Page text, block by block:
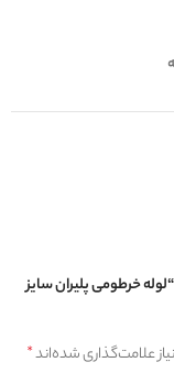
خرطومی پلیران سایز
علامت‌گذاری شده‌اند*